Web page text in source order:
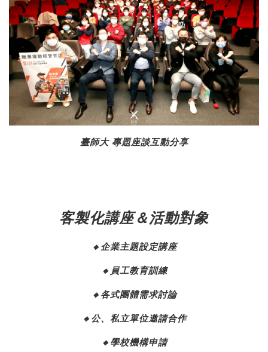
臺師大 專題座談互動分享
客製化講座＆活動對象
🔸 企業主題設定講座
🔸 員工教育訓練
🔸 各式團體需求討論
🔸 公、私立單位邀請合作
🔸 學校機構申請